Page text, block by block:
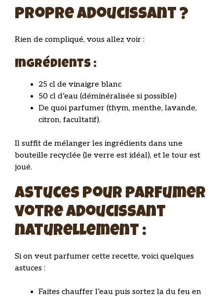
propre adoucissant ?
Rien de compliqué, vous allez voir :
Ingrédients :
25 cl de vinaigre blanc
50 cl d’eau (déminéralisée si possible)
De quoi parfumer (thym, menthe, lavande,
citron, facultatif).
Il suffit de mélanger les ingrédients dans une
bouteille recyclée (le verre est idéal), et le tour est
joué.
Astuces pour parfumer
votre adoucissant
naturellement :
Si on veut parfumer cette recette, voici quelques
astuces :
Faites chauffer l’eau puis sortez la du feu en